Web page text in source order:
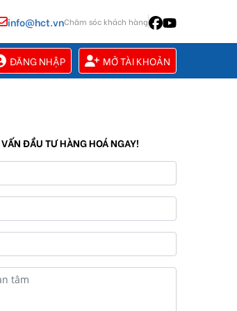
info@hct.vnChăm sóc khách hàng
ĐĂNG NHẬP MỞ TÀI KHOẢN
ĐẦU TƯ HÀNG HOÁ NGAY!